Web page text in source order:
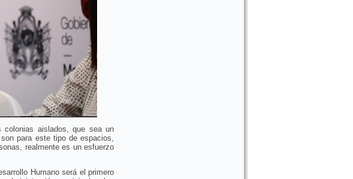
colonias aislados, que sea un
para este tipo de espacios,
realmente es un esfuerzo
Humano será el primero